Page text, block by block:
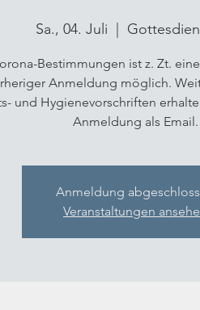
Sa., 04. Juli
Bestimmungen ist z. Zt.
Anmeldung möglich.
und Hygienevorschriften
Anmeldung als Email.
Anmeldung
Veranstaltungen